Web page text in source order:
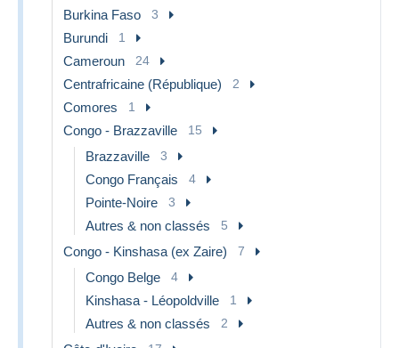
Burkina Faso 3
Burundi 1
Cameroun 24
Centrafricaine (République) 2
Comores 1
Congo - Brazzaville 15
Brazzaville 3
Congo Français 4
Pointe-Noire 3
Autres & non classés 5
Congo - Kinshasa (ex Zaire) 7
Congo Belge 4
Kinshasa - Léopoldville 1
Autres & non classés 2